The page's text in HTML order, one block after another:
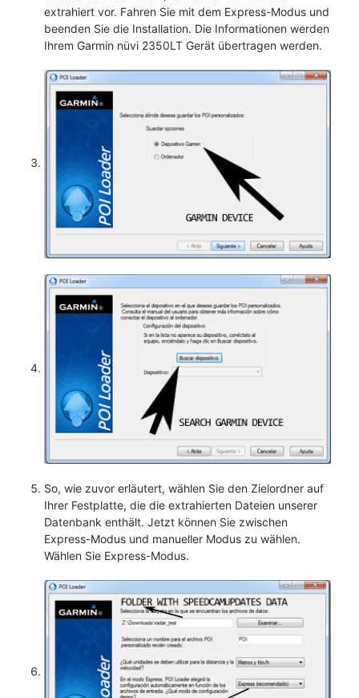
extrahiert vor. Fahren Sie mit dem Express-Modus und
beenden Sie die Installation. Die Informationen werden
Ihrem Garmin nüvi 2350LT Gerät übertragen werden.
So, wie zuvor erläutert, wählen Sie den Zielordner auf
Ihrer Festplatte, die die extrahierten Dateien unserer
Datenbank enthält. Jetzt können Sie zwischen
Express-Modus und manueller Modus zu wählen.
Wählen Sie Express-Modus.